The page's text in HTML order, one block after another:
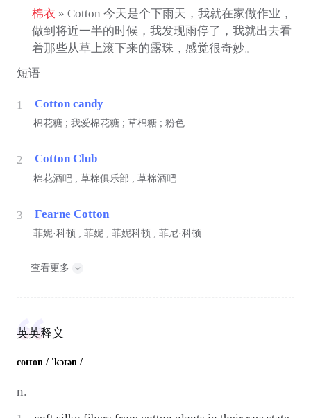
棉衣 » Cotton 今天是个下雨天，我就在家做作业，
做到将近一半的时候，我发现雨停了，我就出去看
着那些从草上滚下来的露珠，感觉很奇妙。
短语
1 Cotton candy
棉花糖 ; 我爱棉花糖 ; 草棉糖 ; 粉色
2 Cotton Club
棉花酒吧 ; 草棉俱乐部 ; 草棉酒吧
3 Fearne Cotton
菲妮·科顿 ; 菲妮 ; 菲妮科顿 ; 菲尼·科顿
查看更多
英英释义
cotton / 'kɔtən /
n.